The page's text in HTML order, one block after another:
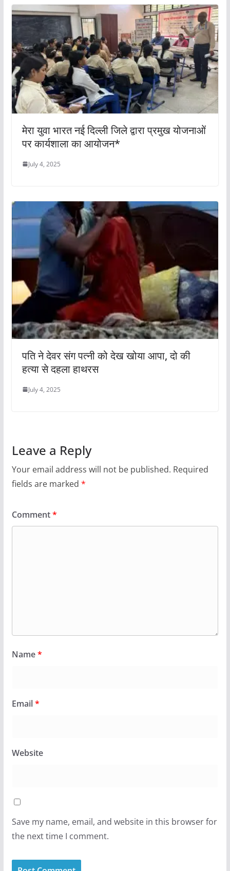
मेरा युवा भारत नई दिल्ली जिले द्वारा प्रमुख योजनाओं
पर कार्यशाला का आयोजन*
July 4, 2025
पति ने देवर संग पत्नी को देख खोया आपा, दो की
हत्या से दहला हाथरस
July 4, 2025
Leave a Reply
Your email address will not be published. Required
fields are marked *
Comment*
Name*
Email*
Website
Save my name, email, and website in this browser for
the next time I comment.